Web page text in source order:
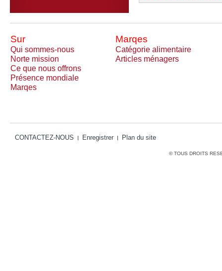
Sur Marqes
Qui sommes-nous
Catégorie alimentaire
Norte mission
Articles ménagers
Ce que nous offrons
Présence mondiale
Marqes
CONTACTEZ-NOUS Enregistrer Plan du site
© TOUS DROITS